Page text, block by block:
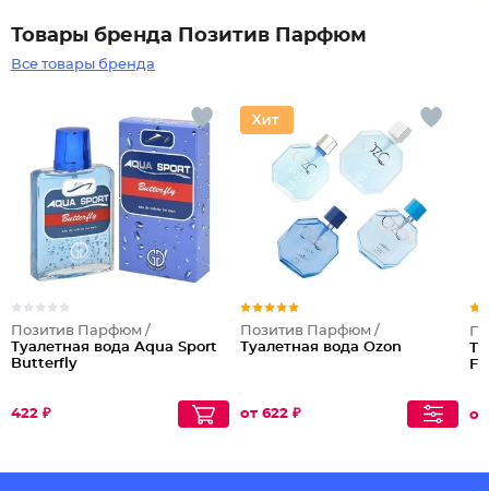
Товары бренда Позитив Парфюм
Все товары бренда
Позитив Парфюм /
Туалетная вода Aqua Sport
Butterfly
422 ₽
Позитив Парфюм /
Туалетная вода Ozon
от 622 ₽